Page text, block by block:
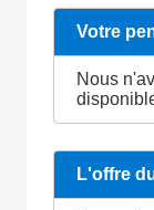
Votre
Nous
L'offre